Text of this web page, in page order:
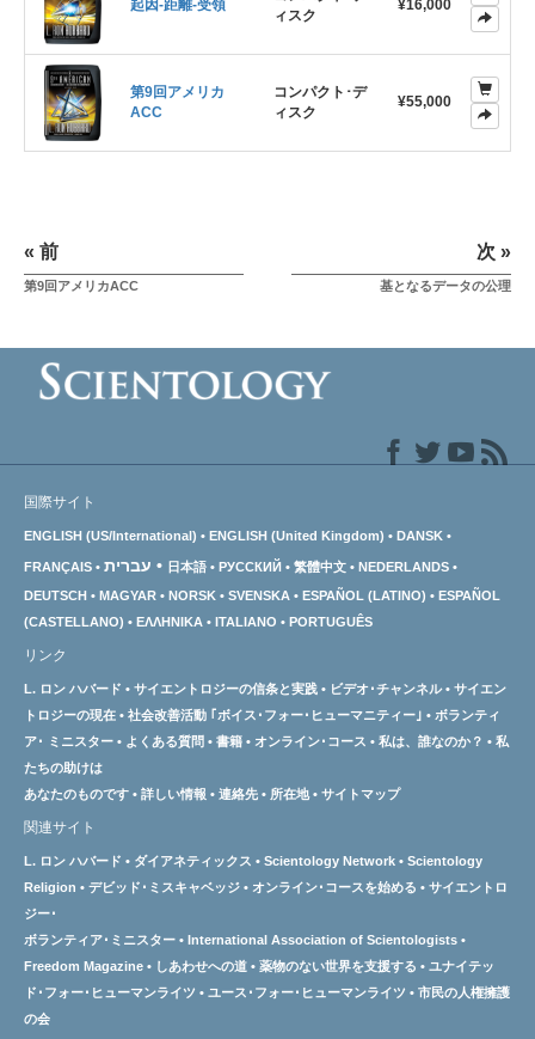
起因-距離-受領
ィスク
¥16,000
第9回アメリカ
ACC
コンパクト･デ
ィスク
¥55,000
« 前
第9回アメリカACC
次 »
基となるデータの公理
国際サイト
ENGLISH (US/International) ENGLISH (United Kingdom) DANSK
FRANÇAIS עברית 日本語 РУССКИЙ 繁體中文
NEDERLANDS
DEUTSCH
MAGYAR NORSK SVENSKA ESPAÑOL (LATINO)
ESPAÑOL
(CASTELLANO)
ΕΛΛΗΝΙΚA ITALIANO PORTUGUÊS
リンク
L. ロン ハバード サイエントロジーの信条と実践 ビデオ･チャンネル
サイエン
トロジーの現在 社会改善活動 ｢ボイス･フォー･ヒューマニティー｣
ボランティ
ア･ ミニスター よくある質問 書籍 オンライン･コース 私は、誰なのか？
私
たちの助けは
あなたのものです
詳しい情報 連絡先 所在地 サイトマップ
関連サイト
L. ロン ハバード ダイアネティックス Scientology Network
Scientology
Religion
デビッド･ミスキャベッジ オンライン･コースを始める
サイエントロ
ジー･
ボランティア･ミニスター
International Association of Scientologists
Freedom Magazine
しあわせへの道 薬物のない世界を支援する
ユナイテッ
ド･フォー･ヒューマンライツ
ユース･フォー･ヒューマンライツ
市民の人権擁護
の会